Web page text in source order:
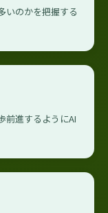
いのかを把握する
前進するようにAI